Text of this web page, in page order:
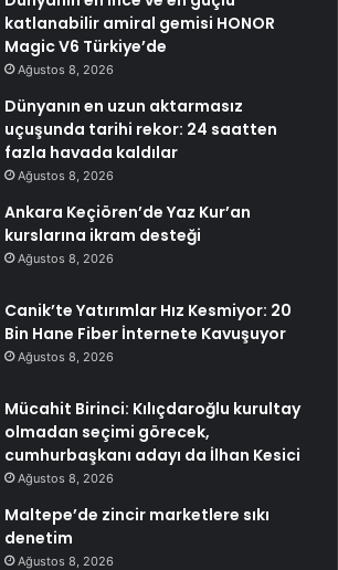
katlanabilir amiral gemisi HONOR
Magic V6 Türkiye’de
Ağustos 8, 2026
Dünyanın en uzun aktarmasız
uçuşunda tarihi rekor: 24 saatten
fazla havada kaldılar
Ağustos 8, 2026
Ankara Keçiören’de Yaz Kur’an
kurslarına ikram desteği
Ağustos 8, 2026
Canik’te Yatırımlar Hız Kesmiyor: 20
Bin Hane Fiber İnternete Kavuşuyor
Ağustos 8, 2026
Mücahit Birinci: Kılıçdaroğlu kurultay
olmadan seçimi görecek,
cumhurbaşkanı adayı da İlhan Kesici
Ağustos 8, 2026
Maltepe’de zincir marketlere sıkı
denetim
Ağustos 8, 2026